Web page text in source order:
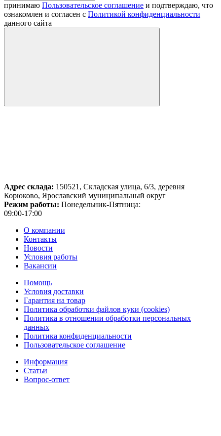
принимаю Пользовательское соглашение и подтверждаю, что
ознакомлен и согласен с Политикой конфиденциальности
данного сайта
Адрес склада: 150521, Складская улица, 6/3, деревня
Корюково, Ярославский муниципальный округ
Режим работы: Понедельник-Пятница:
09:00-17:00
О компании
Контакты
Новости
Условия работы
Вакансии
Помощь
Условия доставки
Гарантия на товар
Политика обработки файлов куки (cookies)
Политика в отношении обработки персональных
данных
Политика конфиденциальности
Пользовательское соглашение
Информация
Статьи
Вопрос-ответ